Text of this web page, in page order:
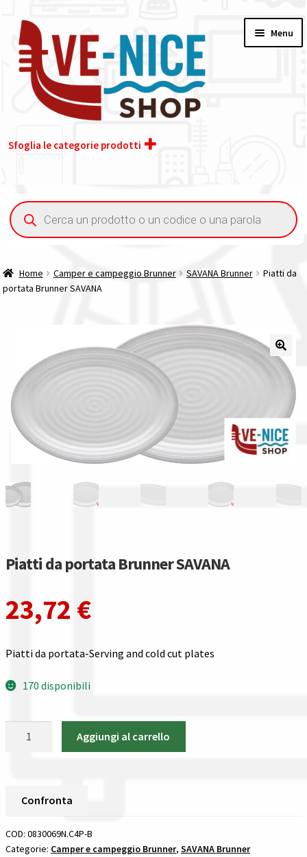
alla
navigazione
contenuto
Menu
Sfoglia le categorie prodotti
Acquisto iva 4% (agevolata)
Contatti
La nostra azienda
Condizioni generali
Acquisti in rete pubblica amministrazione
Bonus fiscali 2025
Gestione resi
Guida all’utilizzo del sito
Pagamenti
Privacy policy
Confronta
I nostri negozi
Ricerca
prodotti
Home Camper e campeggio Brunner SAVANA Brunner
Piatti da
portata Brunner SAVANA
Piatti da portata Brunner SAVANA
23,72 €
Piatti da portata-Serving and cold cut plates
170 disponibili
SAVANA
Aggiungi al carrello
Confronta
COD: 0830069N.C4P-B
Categorie: Camper e campeggio Brunner, SAVANA Brunner